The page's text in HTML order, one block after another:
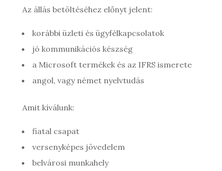
Az állás betöltéséhez előnyt jelent:
korábbi üzleti és ügyfélkapcsolatok
jó kommunikációs készség
a Microsoft termékek és az IFRS ismerete
angol, vagy német nyelvtudás
Amit kíválunk:
fiatal csapat
versenyképes jövedelem
belvárosi munkahely